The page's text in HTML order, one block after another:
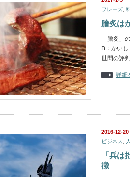
フレーズ
膾炙は
「膾炙」
B：かい
世間の評
詳細
2016-12-20
ビジネス
「兵は
徴